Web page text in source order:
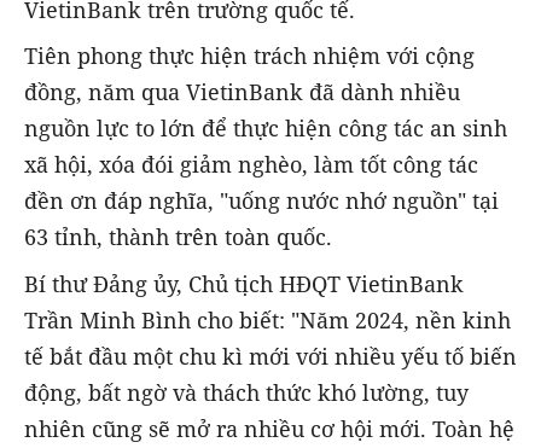
VietinBank trên trường quốc tế.
Tiên phong thực hiện trách nhiệm với cộng
đồng, năm qua VietinBank đã dành nhiều
nguồn lực to lớn để thực hiện công tác an sinh
xã hội, xóa đói giảm nghèo, làm tốt công tác
đền ơn đáp nghĩa, "uống nước nhớ nguồn" tại
63 tỉnh, thành trên toàn quốc.
Bí thư Đảng ủy, Chủ tịch HĐQT VietinBank
Trần Minh Bình cho biết: "Năm 2024, nền kinh
tế bắt đầu một chu kì mới với nhiều yếu tố biến
động, bất ngờ và thách thức khó lường, tuy
nhiên cũng sẽ mở ra nhiều cơ hội mới. Toàn hệ